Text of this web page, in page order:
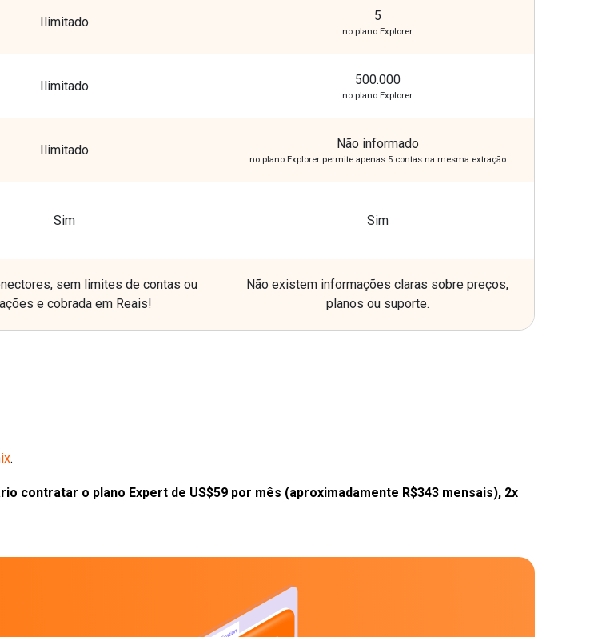
Ilimitado 5
no plano Explorer
Ilimitado 500.000
no plano Explorer
Ilimitado Não informado
no plano Explorer permite apenas 5 contas na mesma extração
Sim Sim
sem limites de contas ou
e cobrada em Reais!
Não existem informações claras sobre preços,
planos ou suporte.
.
o plano Expert de US$59 por mês (aproximadamente R$343 mensais), 2x